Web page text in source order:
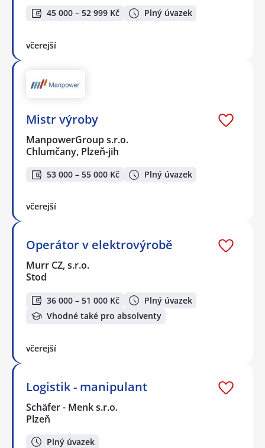
45 000 – 52 999 Kč Plný úvazek
včerejší
Mistr výroby
ManpowerGroup s.r.o.
Chlumčany, Plzeň-jih
53 000 – 55 000 Kč Plný úvazek
včerejší
Operátor v elektrovýrobě
Murr CZ, s.r.o.
Stod
36 000 – 51 000 Kč
Plný úvazek
Vhodné také pro absolventy
včerejší
Logistik - manipulant
Schäfer - Menk s.r.o.
Plzeň
Plný úvazek